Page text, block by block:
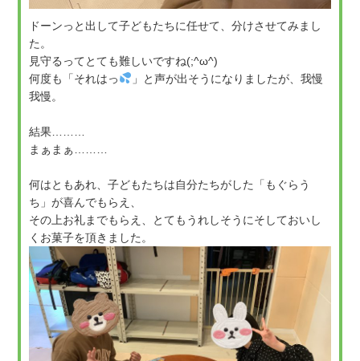
ドーンっと出して子どもたちに任せて、分けさせてみまし
た。
見守るってとても難しいですね(;^ω^)
何度も「それはっ
」と声が出そうになりましたが、我慢
我慢。
結果………
まぁまぁ………
何はともあれ、子どもたちは自分たちがした「もぐらう
ち」が喜んでもらえ、
その上お礼までもらえ、とてもうれしそうにそしておいし
くお菓子を頂きました。